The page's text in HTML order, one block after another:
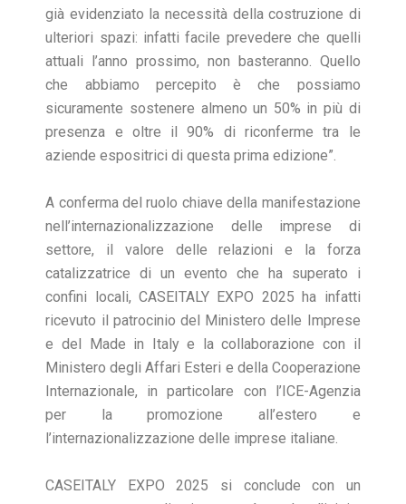
già evidenziato la necessità della costruzione di
ulteriori spazi: infatti facile prevedere che quelli
attuali l’anno prossimo, non basteranno. Quello
che abbiamo percepito è che possiamo
sicuramente sostenere almeno un 50% in più di
presenza e oltre il 90% di riconferme tra le
aziende espositrici di questa prima edizione”.
A conferma del ruolo chiave della manifestazione
nell’internazionalizzazione delle imprese di
settore, il valore delle relazioni e la forza
catalizzatrice di un evento che ha superato i
confini locali, CASEITALY EXPO 2025 ha infatti
ricevuto il patrocinio del Ministero delle Imprese
e del Made in Italy e la collaborazione con il
Ministero degli Affari Esteri e della Cooperazione
Internazionale, in particolare con l’ICE-Agenzia
per la promozione all’estero e
l’internazionalizzazione delle imprese italiane.
CASEITALY EXPO 2025 si conclude con un